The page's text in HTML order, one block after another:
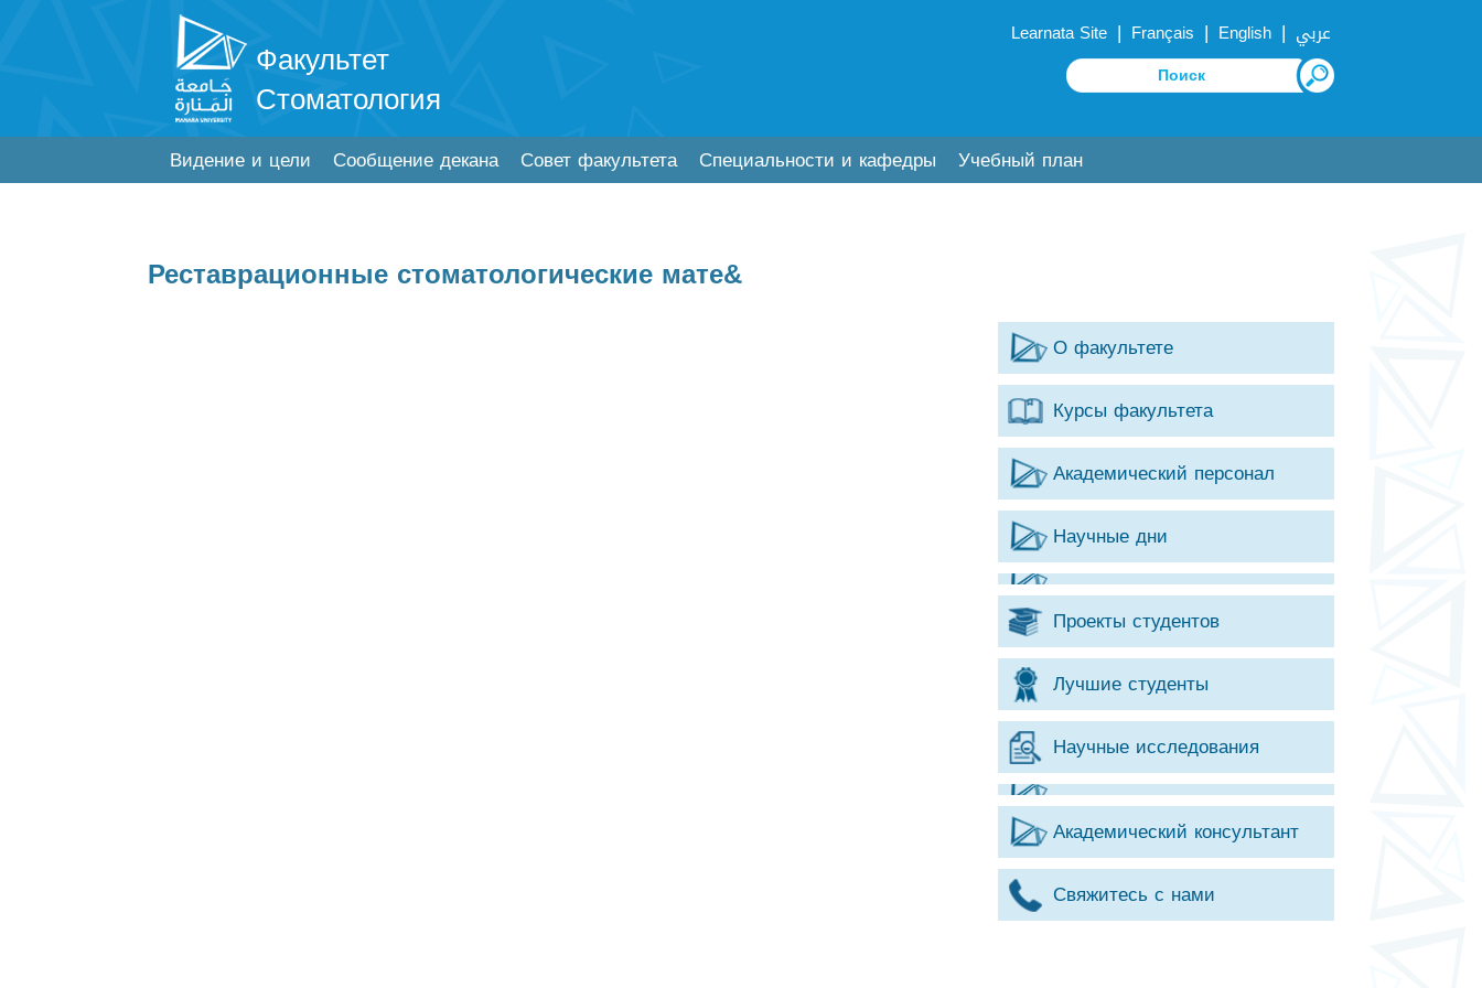
Факультет
Стоматология
Learnata Site | Français | English | عربي
Видение и цели Сообщение декана Совет факультета Специальности и кафедры Учебный план
Реставрационные стоматологические мате&
О факультете
Курсы факультета
Академический персонал
Научные дни
Проекты студентов
Лучшие студенты
Научные исследования
Академический консультант
Свяжитесь с нами